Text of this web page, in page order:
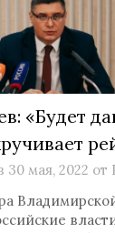
«Будет
30 мая, 2022 от